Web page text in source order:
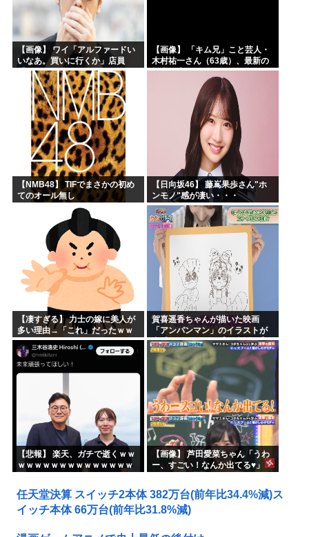
【画像】 ワイ「アルファードい
いなあ。買いに行くか」店員
「ほいっ見積もりな！」ワイ
「金額おかしくね？」←お前ら
もそう思うよな？？？？？
【画像】 「キム兄」こと芸人・
木村祐一さん（63歳）、最新の
松本人志さんとのツーショット
が完全に別人だとネット騒然！
「マジで誰かわからん」...
【NMB48】 TIFでまさかの初め
てのオール無し
【日向坂46】 藤嶌果歩さん"ホ
ンモノ"感が凄い・・・
【凄すぎる】 力士の嫁に美人が
多い理由→「これ」だったｗｗ
ｗｗｗｗｗ
賀喜遥香ちゃんが描いた映画
「アンパンマン」のイラストが
上手すぎる！！！【乃木坂46】
【悲報】 楽天、ガチで逝くｗｗ
ｗｗｗｗｗｗｗｗｗｗｗｗｗｗ
【画像】 芦田愛菜ちゃん「うわ
ー、すごい！なんか出てる♥」
任天堂決算 スイッチ2本体 382万台(前年比34.4%減)ス
イッチ本体 66万台(前年比31.8%減)